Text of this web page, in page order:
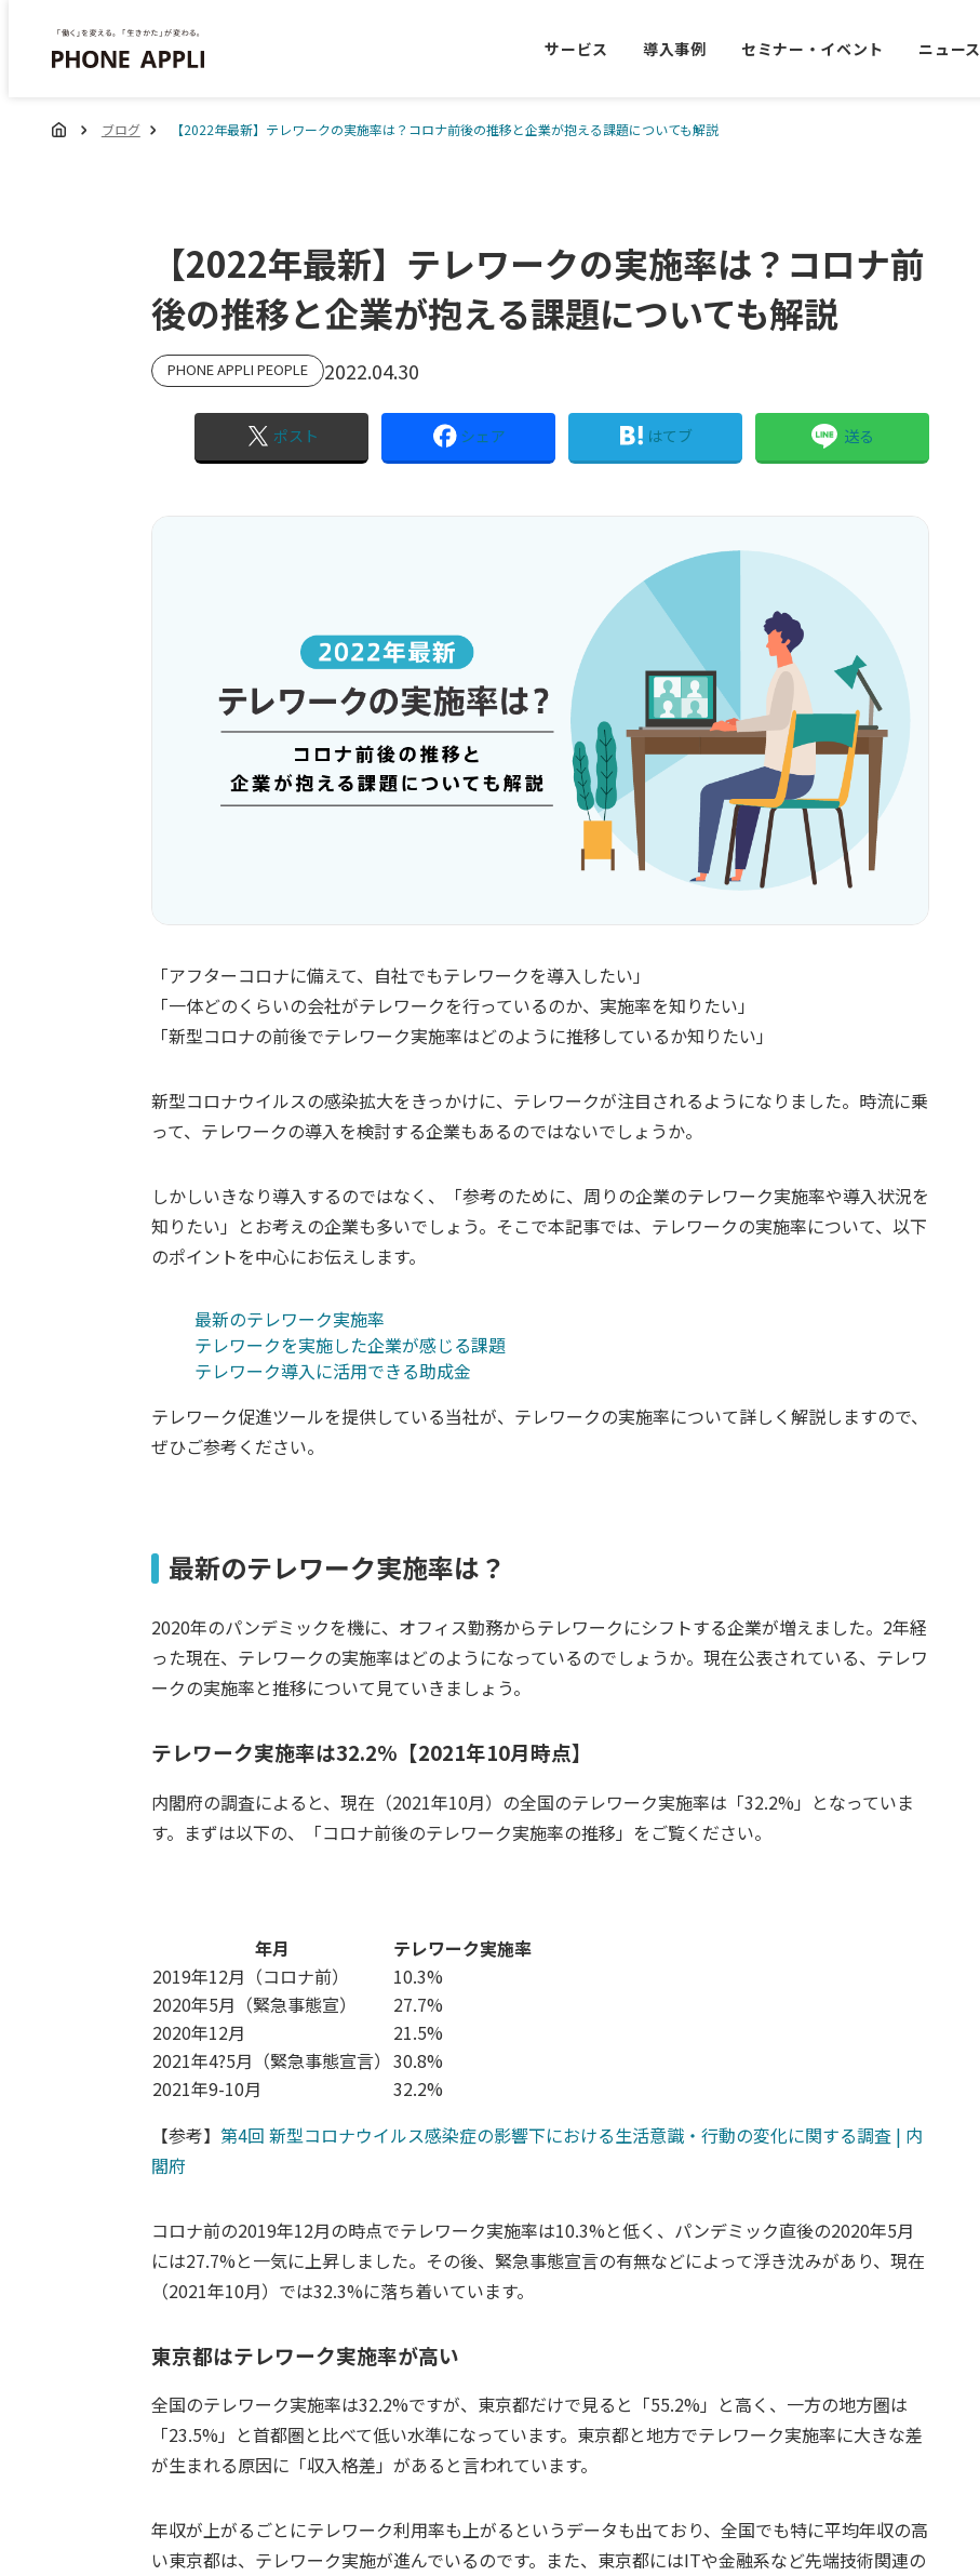
サービス 導入事例 セミナー・イベント ニュース
ブログ 【2022年最新】テレワークの実施率は？コロナ前後の推移と企業が抱える課題についても解説
【2022年最新】テレワークの実施率は？コロナ前
後の推移と企業が抱える課題についても解説
PHONE APPLI PEOPLE 2022.04.30
ポスト シェア はてブ 送る
「アフターコロナに備えて、自社でもテレワークを導入したい」
「一体どのくらいの会社がテレワークを行っているのか、実施率を知りたい」
「新型コロナの前後でテレワーク実施率はどのように推移しているか知りたい」
新型コロナウイルスの感染拡大をきっかけに、テレワークが注目されるようになりました。時流に乗
って、テレワークの導入を検討する企業もあるのではないでしょうか。
しかしいきなり導入するのではなく、「参考のために、周りの企業のテレワーク実施率や導入状況を
知りたい」とお考えの企業も多いでしょう。そこで本記事では、テレワークの実施率について、以下
のポイントを中心にお伝えします。
最新のテレワーク実施率
テレワークを実施した企業が感じる課題
テレワーク導入に活用できる助成金
テレワーク促進ツールを提供している当社が、テレワークの実施率について詳しく解説しますので、
ぜひご参考ください。
最新のテレワーク実施率は？
2020年のパンデミックを機に、オフィス勤務からテレワークにシフトする企業が増えました。2年経
った現在、テレワークの実施率はどのようになっているのでしょうか。現在公表されている、テレワ
ークの実施率と推移について見ていきましょう。
テレワーク実施率は32.2%【2021年10月時点】
内閣府の調査によると、現在（2021年10月）の全国のテレワーク実施率は「32.2%」となっていま
す。まずは以下の、「コロナ前後のテレワーク実施率の推移」をご覧ください。
年月
テレワーク実施率
2019年12月（コロナ前）
10.3%
2020年5月（緊急事態宣）
27.7%
2020年12月
21.5%
2021年4?5月（緊急事態宣言） 30.8%
2021年9-10月
32.2%
【参考】 第4回 新型コロナウイルス感染症の影響下における生活意識・行動の変化に関する調査 | 内
閣府
コロナ前の2019年12月の時点でテレワーク実施率は10.3%と低く、パンデミック直後の2020年5月
には27.7%と一気に上昇しました。その後、緊急事態宣言の有無などによって浮き沈みがあり、現在
（2021年10月）では32.3%に落ち着いています。
東京都はテレワーク実施率が高い
全国のテレワーク実施率は32.2%ですが、東京都だけで見ると「55.2%」と高く、一方の地方圏は
「23.5%」と首都圏と比べて低い水準になっています。東京都と地方でテレワーク実施率に大きな差
が生まれる原因に「収入格差」があると言われています。
年収が上がるごとにテレワーク利用率も上がるというデータも出ており、全国でも特に平均年収の高
い東京都は、テレワーク実施が進んでいるのです。また、東京都にはITや金融系など先端技術関連の